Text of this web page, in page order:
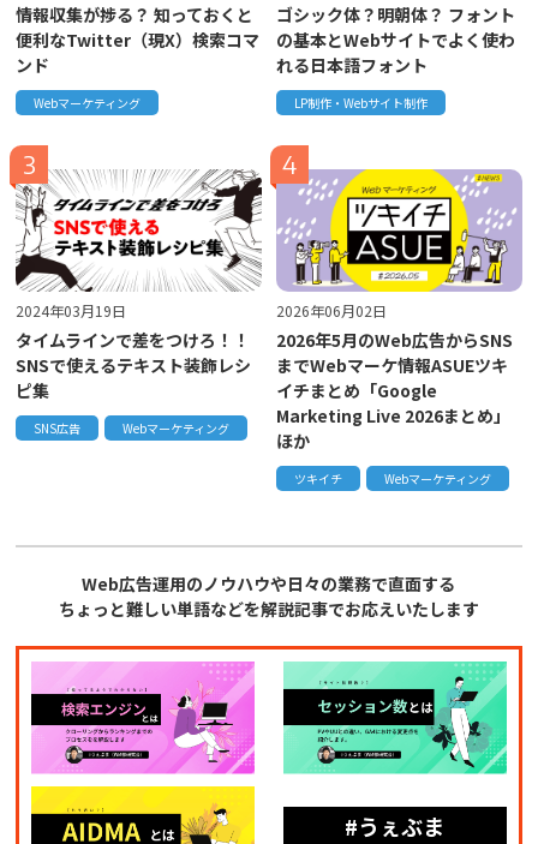
情報収集が捗る？ 知っておくと
便利なTwitter（現X）検索コマ
ンド
Webマーケティング
ゴシック体？明朝体？ フォント
の基本とWebサイトでよく使わ
れる日本語フォント
LP制作・Webサイト制作
2024年03月19日
タイムラインで差をつけろ！！
SNSで使えるテキスト装飾レシ
ピ集
SNS広告 Webマーケティング
2026年06月02日
2026年5月のWeb広告からSNS
までWebマーケ情報ASUEツキ
イチまとめ「Google
Marketing Live 2026まとめ」
ほか
ツキイチ Webマーケティング
Web広告運用のノウハウや日々の業務で直面する
ちょっと難しい単語などを解説記事でお応えいたします
#うぇぶま